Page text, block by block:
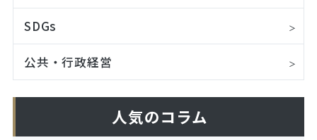
SDGs
公共・行政経営
人気のコラム